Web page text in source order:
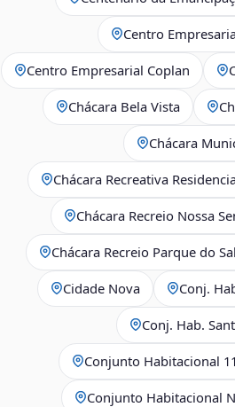
Centro
Centro Empresarial Coplan
Chácara Bela Vista
Chácara
Chácara Recreativa
Chácara Recreio Nossa
Chácara Recreio Parque do
Cidade Nova Conj.
Conj. Hab.
Conjunto Habitacional
Conjunto Habitacional